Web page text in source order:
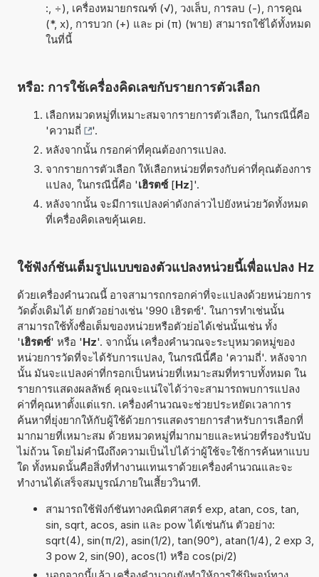
:, ÷), เครื่องหมายกรณฑ์ (√), วงเล็บ, การลบ (-), การคูณ
(*, x), การบวก (+) และ pi (π) (พาย) สามารถใช้ได้ทั้งหมด
ในที่นี้
หรือ: การใช้เครื่องคิดเลขกับรายการตัวเลือก
เลือกหมวดหมู่ที่เหมาะสมจากรายการตัวเลือก, ในกรณีนี้คือ
'ความถี่
'.
หลังจากนั้น กรอกค่าที่คุณต้องการแปลง.
จากรายการตัวเลือก ให้เลือกหน่วยที่ตรงกับค่าที่คุณต้องการ
แปลง, ในกรณีนี้คือ 'เฮิรตซ์[Hz]'.
หลังจากนั้น จะมีการแปลงค่าดังกล่าวไปยังหน่วยวัดทั้งหมด
ที่เครื่องคิดเลขคุ้นเคย.
ใช้ฟังก์ชันเต็มรูปแบบของตัวแปลงหน่วยนี้เพื่อแปลง Hz
ด้วยเครื่องคำนวณนี้ อาจสามารถกรอกค่าที่จะแปลงด้วยหน่วยการ
วัดดั้งเดิมได้ ยกตัวอย่างเช่น '990 เฮิรตซ์'. ในการทำเช่นนั้น
สามารถใช้ทั้งชื่อเต็มของหน่วยหรือตัวย่อได้เช่นนั้นเช่น ทั้ง
'เฮิรตซ์' หรือ 'Hz'. จากนั้น เครื่องคำนวณจะระบุหมวดหมู่ของ
หน่วยการวัดที่จะได้รับการแปลง, ในกรณีนี้คือ 'ความถี่'. หลังจาก
นั้น มันจะแปลงค่าที่กรอกเป็นหน่วยที่เหมาะสมที่ทราบทั้งหมด ใน
รายการแสดงผลลัพธ์ คุณจะแน่ใจได้ว่าจะสามารถพบการแปลง
ค่าที่คุณหาตั้งแต่แรก. เครื่องคำนวณจะช่วยประหยัดเวลาการ
ค้นหาที่ยุ่งยากให้กับผู้ใช้ด้วยการแสดงรายการสำหรับการเลือกที่
มากมายที่เหมาะสม ด้วยหมวดหมู่ที่มากมายและหน่วยที่รองรับนับ
ไม่ถ้วน โดยไม่คำนึงถึงความเป็นไปได้ว่าผู้ใช้จะใช้การค้นหาแบบ
ใด ทั้งหมดนั้นคือสิ่งที่ทำงานแทนเราด้วยเครื่องคำนวณและจะ
ทำงานได้เสร็จสมบูรณ์ภายในเสี้ยววินาที.
สามารถใช้ฟังก์ชันทางคณิตศาสตร์ exp, atan, cos, tan,
sin, sqrt, acos, asin และ pow ได้เช่นกัน ตัวอย่าง:
sqrt(4), sin(π/2), asin(1/2), tan(90°), atan(1/4), 2 exp 3,
3 pow 2, sin(90), acos(1) หรือ cos(pi/2)